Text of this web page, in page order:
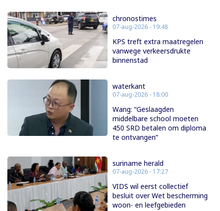
chronostimes
07-aug-2026 - 19:48
KPS treft extra maatregelen
vanwege verkeersdrukte
binnenstad
waterkant
07-aug-2026 - 18:00
Wang: “Geslaagden
middelbare school moeten
450 SRD betalen om diploma
te ontvangen”
suriname herald
07-aug-2026 - 17:27
VIDS wil eerst collectief
besluit over Wet bescherming
woon- en leefgebieden